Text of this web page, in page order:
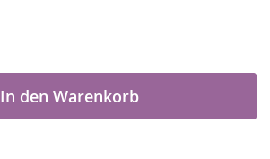
In den Warenkorb